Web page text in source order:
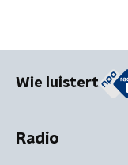
Wie luistert
Radio